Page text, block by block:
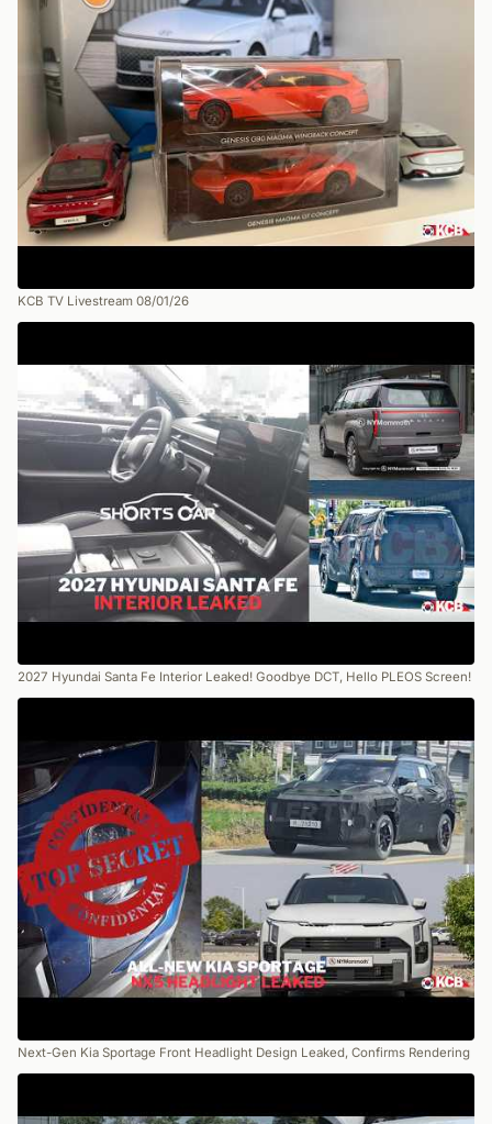
KCB TV Livestream 08/01/26
2027 Hyundai Santa Fe Interior Leaked! Goodbye DCT, Hello PLEOS Screen!
Next-Gen Kia Sportage Front Headlight Design Leaked, Confirms Rendering